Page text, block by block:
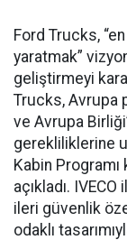
Ford Trucks,
yaratmak”
geliştirmeyi
Trucks, Avrupa
ve Avrupa
gerekliliklerine
Kabin Programı
açıkladı.
ileri güvenlik
odaklı